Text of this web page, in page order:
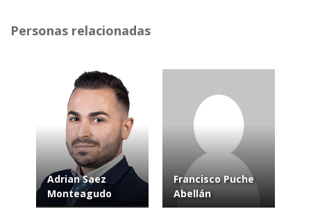
Personas relacionadas
Adrian Saez
Monteagudo
Francisco Puche
Abellán